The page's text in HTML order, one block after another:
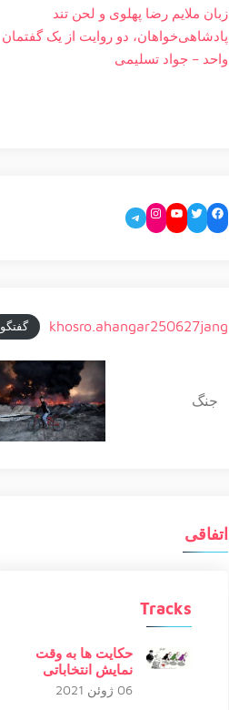
زبان ملایم‌ رضا پهلوی و لحن تند
پادشاهی‌خواهان، دو روایت از یک گفتمان
واحد – جواد تسليمی
Facebook
Twitter
YouTube
Instagram
Telegram
khosro.ahangar250627jang گفتگو
جنگ
اتفاقی
Tracks
حکایت ها به وقت
نمایش انتخاباتی
06 ژوئن 2021